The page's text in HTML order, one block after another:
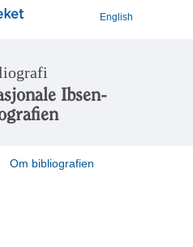
English
Ibsen-
Om bibliografien